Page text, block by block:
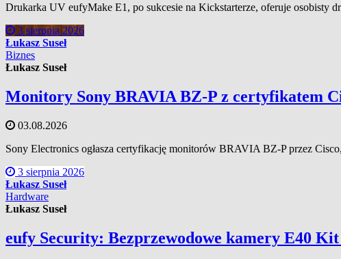
Drukarka UV eufyMake E1, po sukcesie na Kickstarterze, oferuje osobisty
3 sierpnia 2026
Łukasz Suseł
Biznes
Łukasz Suseł
Monitory Sony BRAVIA BZ-P z certyfikatem
03.08.2026
Sony Electronics ogłasza certyfikację monitorów BRAVIA BZ-P przez
3 sierpnia 2026
Łukasz Suseł
Hardware
Łukasz Suseł
eufy Security: Bezprzewodowe kamery E40